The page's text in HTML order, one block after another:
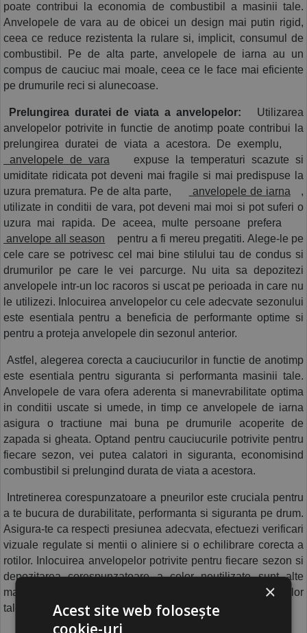
poate contribui la economia de combustibil a masinii tale.
Anvelopele de vara au de obicei un design mai putin rigid,
ceea ce reduce rezistenta la rulare si, implicit, consumul de
combustibil. Pe de alta parte, anvelopele de iarna au un
compus de cauciuc mai moale, ceea ce le face mai eficiente
pe drumurile reci si alunecoase.
Prelungirea duratei de viata a anvelopelor:
Utilizarea
anvelopelor potrivite in functie de anotimp poate contribui la
prelungirea duratei de viata a acestora. De exemplu,
anvelopele de vara
expuse la temperaturi scazute si
umiditate ridicata pot deveni mai fragile si mai predispuse la
uzura prematura. Pe de alta parte,
anvelopele de iarna
,
utilizate in conditii de vara, pot deveni mai moi si pot suferi o
uzura mai rapida. De aceea, multe persoane prefera
anvelope all season
pentru a fi mereu pregatiti. Alege-le pe
cele care se potrivesc cel mai bine stilului tau de condus si
drumurilor pe care le vei parcurge. Nu uita sa depozitezi
anvelopele intr-un loc racoros si uscat pe perioada in care nu
le utilizezi. Inlocuirea anvelopelor cu cele adecvate sezonului
este esentiala pentru a beneficia de performante optime si
pentru a proteja anvelopele din sezonul anterior.
Astfel, alegerea corecta a cauciucurilor in functie de anotimp
este esentiala pentru siguranta si performanta masinii tale.
Anvelopele de vara ofera aderenta si manevrabilitate optima
in conditii uscate si umede, in timp ce anvelopele de iarna
asigura o tractiune mai buna pe drumurile acoperite de
zapada si gheata. Optand pentru cauciucurile potrivite pentru
fiecare sezon, vei putea calatori in siguranta, economisind
combustibil si prelungind durata de viata a acestora.
Intretinerea corespunzatoare a pneurilor este cruciala pentru
a te bucura de durabilitate, performanta si siguranta pe drum.
Asigura-te ca respecti presiunea adecvata, efectuezi verificari
vizuale regulate si mentii o aliniere si o echilibrare corecta a
rotilor. Inlocuirea anvelopelor potrivite pentru fiecare sezon si
depozitarea corespunzatoare a celor neutilizate sunt alte
masuri importante pentru intretinerea eficienta a anvelopelor
tale.
×
Acest site web folosește
cookie-uri